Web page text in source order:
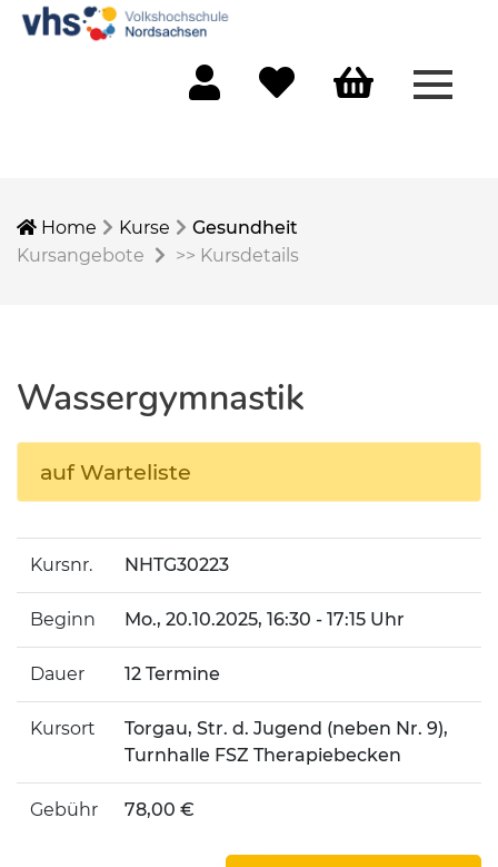
Home Kurse
Gesundheit
Kursangebote
>> Kursdetails
Wassergymnastik
auf Warteliste
Kursnr. NHTG30223
Beginn Mo., 20.10.2025, 16:30 - 17:15 Uhr
Dauer 12 Termine
Kursort
Torgau, Str. d. Jugend (neben Nr. 9),
Turnhalle FSZ Therapiebecken
Gebühr 78,00 €